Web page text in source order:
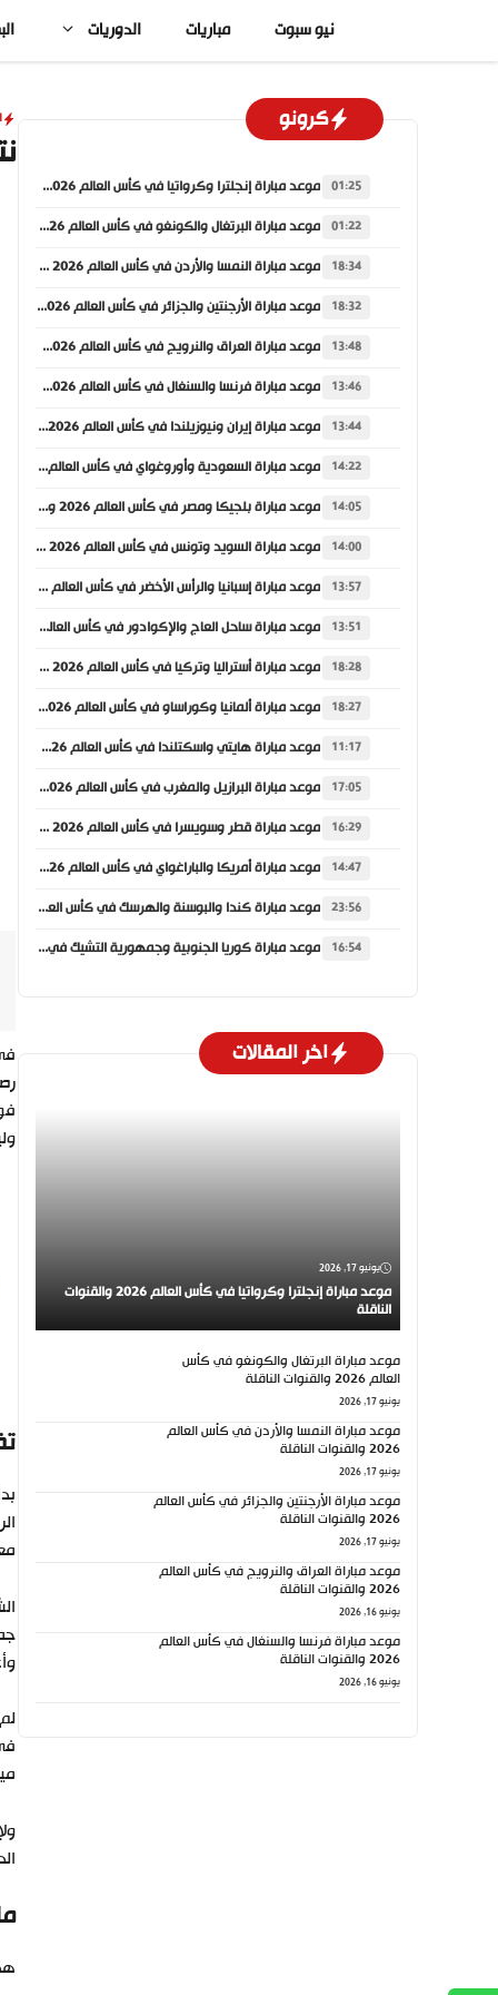
المحتوى
نيو سبوت مباريات الدوريات
الدقيقة 53،
كرونو
01:25 موعد مباراة إنجلترا وكرواتيا في كأس العالم 2026 والقنوات الناقلة
01:22 موعد مباراة البرتغال والكونغو في كأس العالم 2026 والقنوات الناقلة
18:34 موعد مباراة النمسا والأردن في كأس العالم 2026 والقنوات الناقلة
18:32 موعد مباراة الأرجنتين والجزائر في كأس العالم 2026 والقنوات الناقلة
13:48 موعد مباراة العراق والنرويج في كأس العالم 2026 والقنوات الناقلة
13:46 موعد مباراة فرنسا والسنغال في كأس العالم 2026 والقنوات الناقلة
13:44 موعد مباراة إيران ونيوزيلندا في كأس العالم 2026 والقنوات الناقلة
14:22 موعد مباراة السعودية وأوروغواي في كأس العالم 2026 والقنوات الناقلة
14:05 موعد مباراة بلجيكا ومصر في كأس العالم 2026 والقنوات الناقلة
14:00 موعد مباراة السويد وتونس في كأس العالم 2026 والقنوات الناقلة
13:57 موعد مباراة إسبانيا والرأس الأخضر في كأس العالم 2026 والقنوات الناقلة
13:51 موعد مباراة ساحل العاج والإكوادور في كأس العالم 2026 والقنوات الناقلة
18:28 موعد مباراة أستراليا وتركيا في كأس العالم 2026 والقنوات الناقلة
18:27 موعد مباراة ألمانيا وكوراساو في كأس العالم 2026 والقنوات الناقلة
11:17 موعد مباراة هايتي واسكتلندا في كأس العالم 2026 والقنوات الناقلة
17:05 موعد مباراة البرازيل والمغرب في كأس العالم 2026 والقنوات الناقلة
16:29 موعد مباراة قطر وسويسرا في كأس العالم 2026 والقنوات الناقلة
14:47 موعد مباراة أمريكا والباراغواي في كأس العالم 2026 والقنوات الناقلة
23:56 موعد مباراة كندا والبوسنة والهرسك في كأس العالم 2026 والقنوات الناقلة
16:54 موعد مباراة كوريا الجنوبية وجمهورية التشيك في كأس العالم 2026 والقنوات الناقلة
اخر المقالات
يونيو 17, 2026
موعد مباراة إنجلترا وكرواتيا في كأس العالم 2026 والقنوات
الناقلة
موعد مباراة البرتغال والكونغو في كأس
العالم 2026 والقنوات الناقلة
يونيو 17, 2026
موعد مباراة النمسا والأردن في كأس العالم
2026 والقنوات الناقلة
يونيو 17, 2026
موعد مباراة الأرجنتين والجزائر في كأس العالم
2026 والقنوات الناقلة
يونيو 17, 2026
موعد مباراة العراق والنرويج في كأس العالم
2026 والقنوات الناقلة
يونيو 16, 2026
موعد مباراة فرنسا والسنغال في كأس العالم
2026 والقنوات الناقلة
يونيو 16, 2026